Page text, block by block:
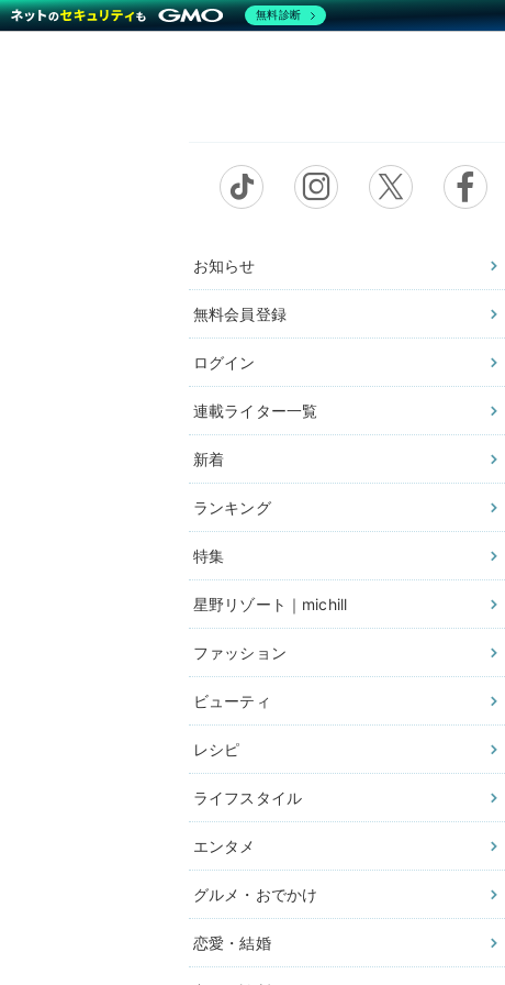
お知らせ
無料会員登録
ログイン
連載ライター一覧
新着
ランキング
特集
星野リゾート｜michill
ファッション
ビューティ
レシピ
ライフスタイル
エンタメ
グルメ・おでかけ
恋愛・結婚
無料診断